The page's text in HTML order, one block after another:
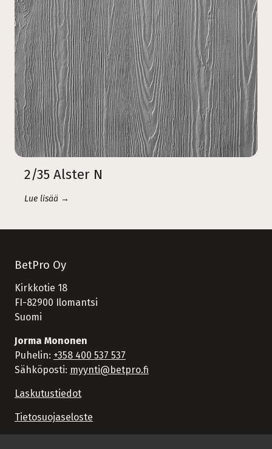
2/35 Alster N
Lue lisää →
BetPro Oy
Kirkkotie 18
FI-82900 Ilomantsi
Suomi
Jorma Mononen
Puhelin: +358 400 537 537
Sähköposti: myynti@betpro.fi
Laskutustiedot
Tietosuojaseloste